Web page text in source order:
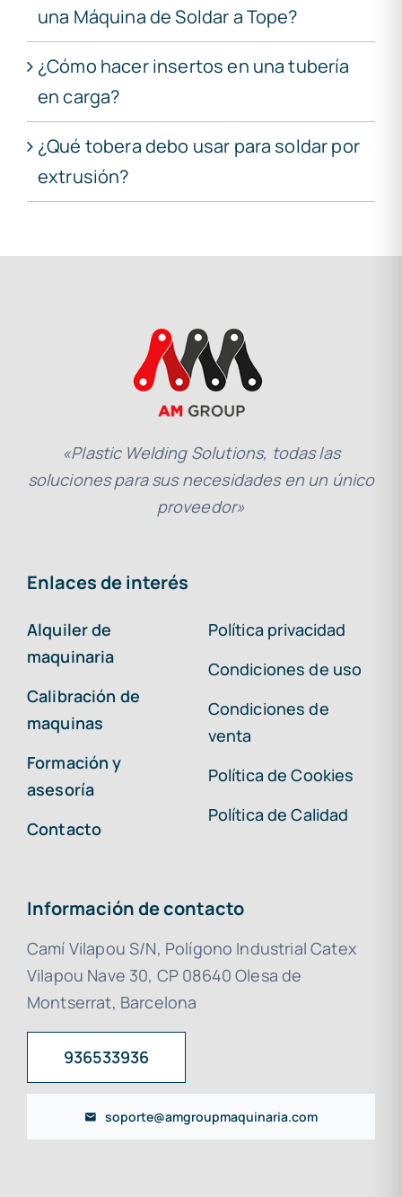
una Máquina de Soldar a Tope?
¿Cómo hacer insertos en una tubería
en carga?
¿Qué tobera debo usar para soldar por
extrusión?
«Plastic Welding Solutions, todas las
soluciones para sus necesidades en un único
proveedor»
Enlaces de interés
Alquiler de
maquinaria
Calibración de
maquinas
Formación y
asesoría
Contacto
Política privacidad
Condiciones de uso
Condiciones de
venta
Política de Cookies
Política de Calidad
Información de contacto
Camí Vilapou S/N, Polígono Industrial Catex
Vilapou Nave 30, CP 08640 Olesa de
Montserrat, Barcelona
936533936
soporte@amgroupmaquinaria.com